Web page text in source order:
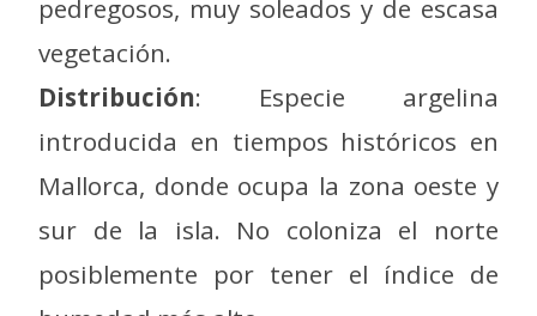
pedregosos, muy soleados y de escasa
vegetación.
Distribución: Especie argelina
introducida en tiempos históricos en
Mallorca, donde ocupa la zona oeste y
sur de la isla. No coloniza el norte
posiblemente por tener el índice de